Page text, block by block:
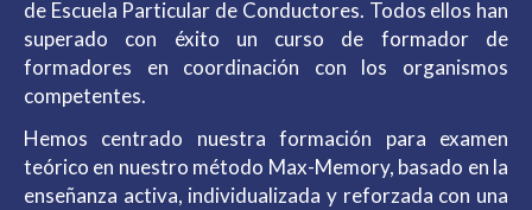
de Escuela Particular de Conductores. Todos ellos han
superado con éxito un curso de formador de
formadores en coordinación con los organismos
competentes.
Hemos centrado nuestra formación para examen
teórico en nuestro método Max-Memory, basado en la
enseñanza activa, individualizada y reforzada con una